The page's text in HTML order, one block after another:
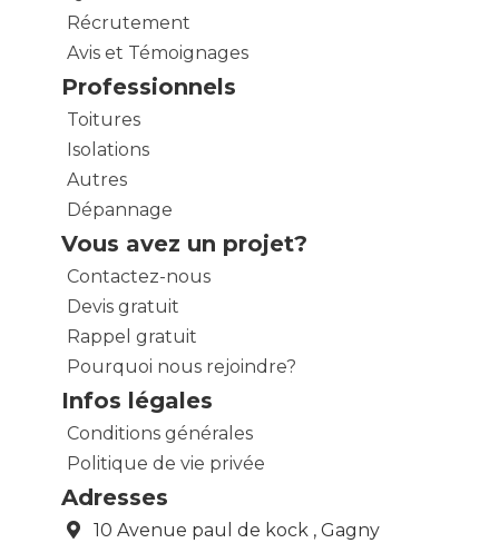
Récrutement
Avis et Témoignages
Professionnels
Toitures
Isolations
Autres
Dépannage
Vous avez un projet?
Contactez-nous
Devis gratuit
Rappel gratuit
Pourquoi nous rejoindre?
Infos légales
Conditions générales
Politique de vie privée
Adresses
10 Avenue paul de kock , Gagny